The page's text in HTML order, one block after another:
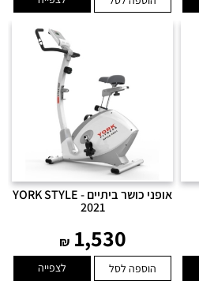
אופני כושר ביתיים - YORK STYLE
2021
1,530
₪
הוספה לסל לצפייה